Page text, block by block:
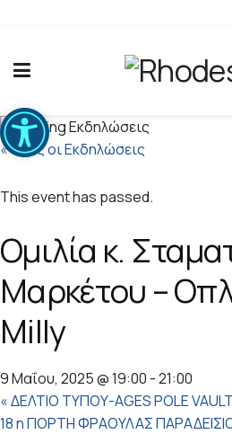
Ανοίξτε τη γραμμή εργαλείων
« Όλες οι Εκδηλώσεις
This event has passed.
Ομιλία κ.
Μαρκέτου –
Milly
9 Μαΐου, 2025 @ 19:00 -21:00
«ΔΕΛΤΙΟ ΤΥΠΟΥ-AGES POLE
18 η ΓΙΟΡΤΗ ΦΡΑΟΥΛΑΣ